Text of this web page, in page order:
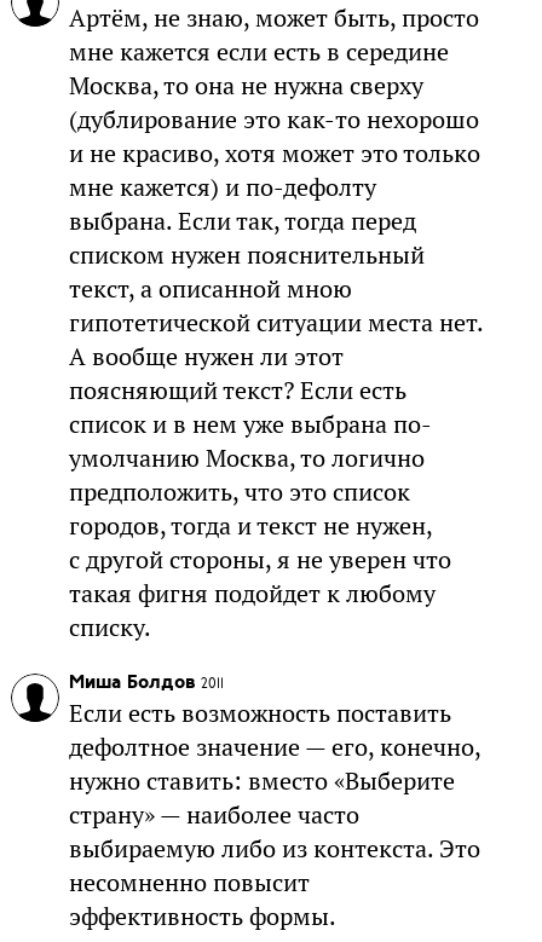
Артём, не знаю, может быть, просто
мне кажется если есть в середине
Москва, то она не нужна сверху
(дублирование это как-то нехорошо
и не красиво, хотя может это только
мне кажется) и по-дефолту
выбрана. Если так, тогда перед
списком нужен пояснительный
текст, а описанной мною
гипотетической ситуации места нет.
А вообще нужен ли этот
поясняющий текст? Если есть
список и в нем уже выбрана по-
умолчанию Москва, то логично
предположить, что это список
городов, тогда и текст не нужен,
с другой стороны, я не уверен что
такая фигня подойдет к любому
списку.
Миша Болдов 2011
Если есть возможность поставить
дефолтное значение — его, конечно,
нужно ставить: вместо «Выберите
страну» — наиболее часто
выбираемую либо из контекста. Это
несомненно повысит
эффективность формы.